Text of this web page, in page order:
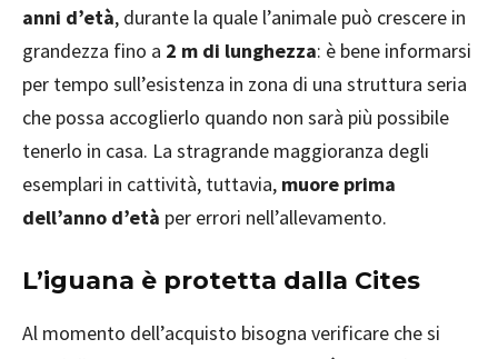
anni d’età, durante la quale l’animale può crescere in
grandezza fino a 2 m di lunghezza: è bene informarsi
per tempo sull’esistenza in zona di una struttura seria
che possa accoglierlo quando non sarà più possibile
tenerlo in casa. La stragrande maggioranza degli
esemplari in cattività, tuttavia, muore prima
dell’anno d’età per errori nell’allevamento.
L’iguana è protetta dalla Cites
Al momento dell’acquisto bisogna verificare che si